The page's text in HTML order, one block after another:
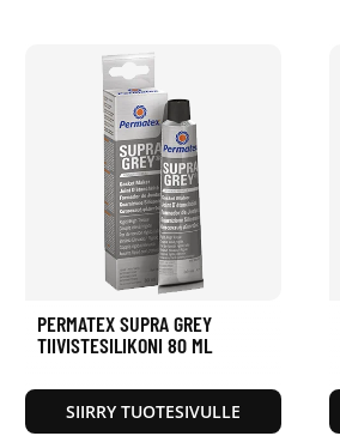
PERMATEX SUPRA GREY
TIIVISTESILIKONI 80 ML
SIIRRY TUOTESIVULLE